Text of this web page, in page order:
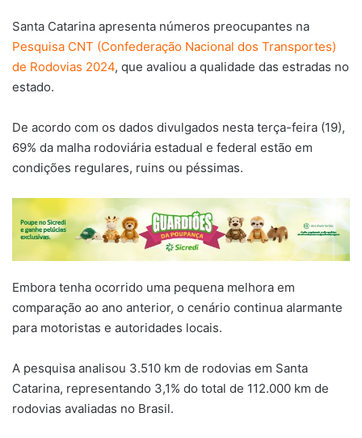
Santa Catarina apresenta números preocupantes na
Pesquisa CNT (Confederação Nacional dos Transportes)
de Rodovias 2024, que avaliou a qualidade das estradas no
estado.
De acordo com os dados divulgados nesta terça-feira (19),
69% da malha rodoviária estadual e federal estão em
condições regulares, ruins ou péssimas.
Embora tenha ocorrido uma pequena melhora em
comparação ao ano anterior, o cenário continua alarmante
para motoristas e autoridades locais.
A pesquisa analisou 3.510 km de rodovias em Santa
Catarina, representando 3,1% do total de 112.000 km de
rodovias avaliadas no Brasil.